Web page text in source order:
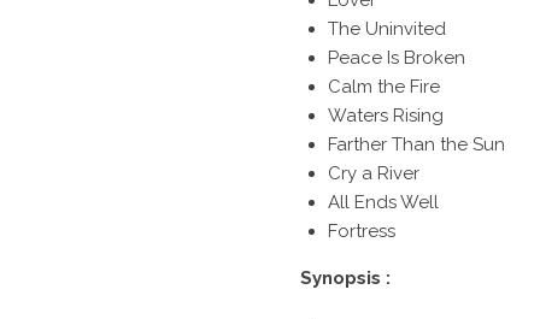
The Uninvited
Peace Is Broken
Calm the Fire
Waters Rising
Farther Than the Sun
Cry a River
All Ends Well
Fortress
Synopsis :